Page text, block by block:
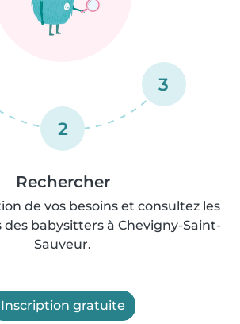
2
3
Rechercher
de vos besoins et consultez les
des babysitters à Chevigny-Saint-
Sauveur.
Inscription gratuite